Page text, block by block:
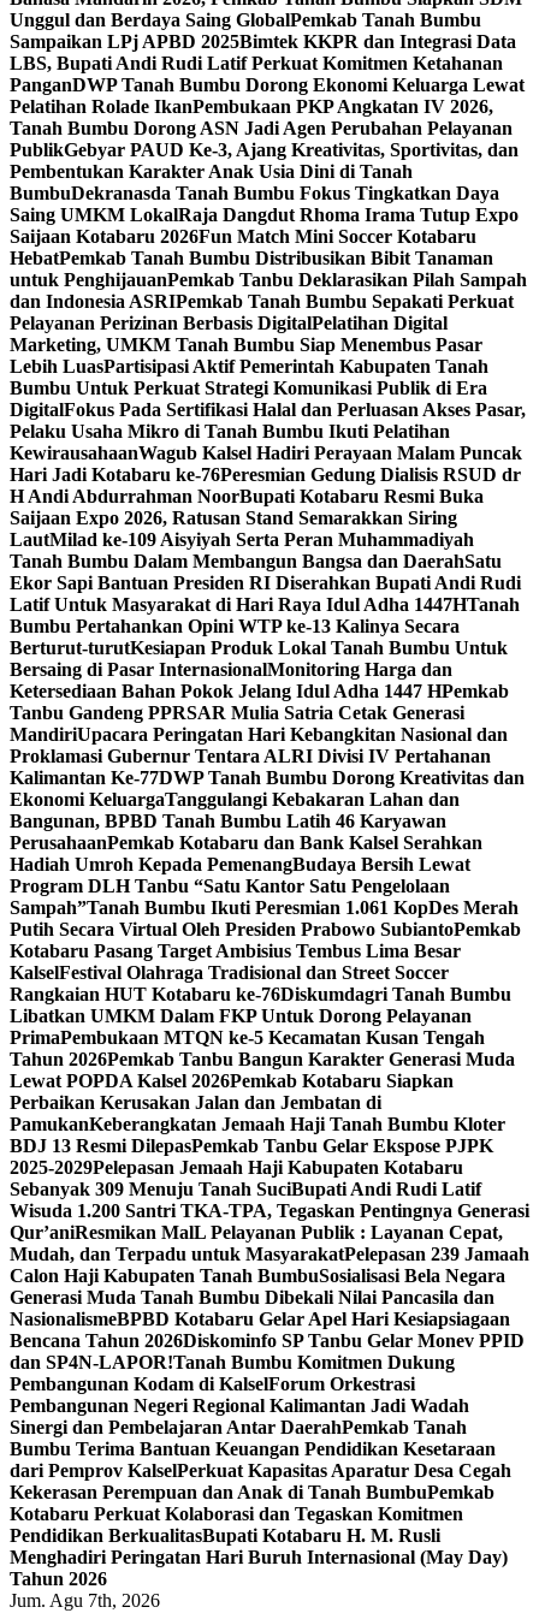
Unggul dan Berdaya Saing GlobalPemkab Tanah Bumbu
Sampaikan LPj APBD 2025Bimtek KKPR dan Integrasi Data
LBS, Bupati Andi Rudi Latif Perkuat Komitmen Ketahanan
PanganDWP Tanah Bumbu Dorong Ekonomi Keluarga Lewat
Pelatihan Rolade IkanPembukaan PKP Angkatan IV 2026,
Tanah Bumbu Dorong ASN Jadi Agen Perubahan Pelayanan
PublikGebyar PAUD Ke-3, Ajang Kreativitas, Sportivitas, dan
Pembentukan Karakter Anak Usia Dini di Tanah
BumbuDekranasda Tanah Bumbu Fokus Tingkatkan Daya
Saing UMKM LokalRaja Dangdut Rhoma Irama Tutup Expo
Saijaan Kotabaru 2026Fun Match Mini Soccer Kotabaru
HebatPemkab Tanah Bumbu Distribusikan Bibit Tanaman
untuk PenghijauanPemkab Tanbu Deklarasikan Pilah Sampah
dan Indonesia ASRIPemkab Tanah Bumbu Sepakati Perkuat
Pelayanan Perizinan Berbasis DigitalPelatihan Digital
Marketing, UMKM Tanah Bumbu Siap Menembus Pasar
Lebih LuasPartisipasi Aktif Pemerintah Kabupaten Tanah
Bumbu Untuk Perkuat Strategi Komunikasi Publik di Era
DigitalFokus Pada Sertifikasi Halal dan Perluasan Akses Pasar,
Pelaku Usaha Mikro di Tanah Bumbu Ikuti Pelatihan
KewirausahaanWagub Kalsel Hadiri Perayaan Malam Puncak
Hari Jadi Kotabaru ke-76Peresmian Gedung Dialisis RSUD dr
H Andi Abdurrahman NoorBupati Kotabaru Resmi Buka
Saijaan Expo 2026, Ratusan Stand Semarakkan Siring
LautMilad ke-109 Aisyiyah Serta Peran Muhammadiyah
Tanah Bumbu Dalam Membangun Bangsa dan DaerahSatu
Ekor Sapi Bantuan Presiden RI Diserahkan Bupati Andi Rudi
Latif Untuk Masyarakat di Hari Raya Idul Adha 1447HTanah
Bumbu Pertahankan Opini WTP ke-13 Kalinya Secara
Berturut-turutKesiapan Produk Lokal Tanah Bumbu Untuk
Bersaing di Pasar InternasionalMonitoring Harga dan
Ketersediaan Bahan Pokok Jelang Idul Adha 1447 HPemkab
Tanbu Gandeng PPRSAR Mulia Satria Cetak Generasi
MandiriUpacara Peringatan Hari Kebangkitan Nasional dan
Proklamasi Gubernur Tentara ALRI Divisi IV Pertahanan
Kalimantan Ke-77DWP Tanah Bumbu Dorong Kreativitas dan
Ekonomi KeluargaTanggulangi Kebakaran Lahan dan
Bangunan, BPBD Tanah Bumbu Latih 46 Karyawan
PerusahaanPemkab Kotabaru dan Bank Kalsel Serahkan
Hadiah Umroh Kepada PemenangBudaya Bersih Lewat
Program DLH Tanbu “Satu Kantor Satu Pengelolaan
Sampah”Tanah Bumbu Ikuti Peresmian 1.061 KopDes Merah
Putih Secara Virtual Oleh Presiden Prabowo SubiantoPemkab
Kotabaru Pasang Target Ambisius Tembus Lima Besar
KalselFestival Olahraga Tradisional dan Street Soccer
Rangkaian HUT Kotabaru ke-76Diskumdagri Tanah Bumbu
Libatkan UMKM Dalam FKP Untuk Dorong Pelayanan
PrimaPembukaan MTQN ke-5 Kecamatan Kusan Tengah
Tahun 2026Pemkab Tanbu Bangun Karakter Generasi Muda
Lewat POPDA Kalsel 2026Pemkab Kotabaru Siapkan
Perbaikan Kerusakan Jalan dan Jembatan di
PamukanKeberangkatan Jemaah Haji Tanah Bumbu Kloter
BDJ 13 Resmi DilepasPemkab Tanbu Gelar Ekspose PJPK
2025-2029Pelepasan Jemaah Haji Kabupaten Kotabaru
Sebanyak 309 Menuju Tanah SuciBupati Andi Rudi Latif
Wisuda 1.200 Santri TKA-TPA, Tegaskan Pentingnya Generasi
Qur’aniResmikan MalL Pelayanan Publik : Layanan Cepat,
Mudah, dan Terpadu untuk MasyarakatPelepasan 239 Jamaah
Calon Haji Kabupaten Tanah BumbuSosialisasi Bela Negara
Generasi Muda Tanah Bumbu Dibekali Nilai Pancasila dan
NasionalismeBPBD Kotabaru Gelar Apel Hari Kesiapsiagaan
Bencana Tahun 2026Diskominfo SP Tanbu Gelar Monev PPID
dan SP4N-LAPOR!Tanah Bumbu Komitmen Dukung
Pembangunan Kodam di KalselForum Orkestrasi
Pembangunan Negeri Regional Kalimantan Jadi Wadah
Sinergi dan Pembelajaran Antar DaerahPemkab Tanah
Bumbu Terima Bantuan Keuangan Pendidikan Kesetaraan
dari Pemprov KalselPerkuat Kapasitas Aparatur Desa Cegah
Kekerasan Perempuan dan Anak di Tanah BumbuPemkab
Kotabaru Perkuat Kolaborasi dan Tegaskan Komitmen
Pendidikan BerkualitasBupati Kotabaru H. M. Rusli
Menghadiri Peringatan Hari Buruh Internasional (May Day)
Tahun 2026
Jum. Agu 7th, 2026